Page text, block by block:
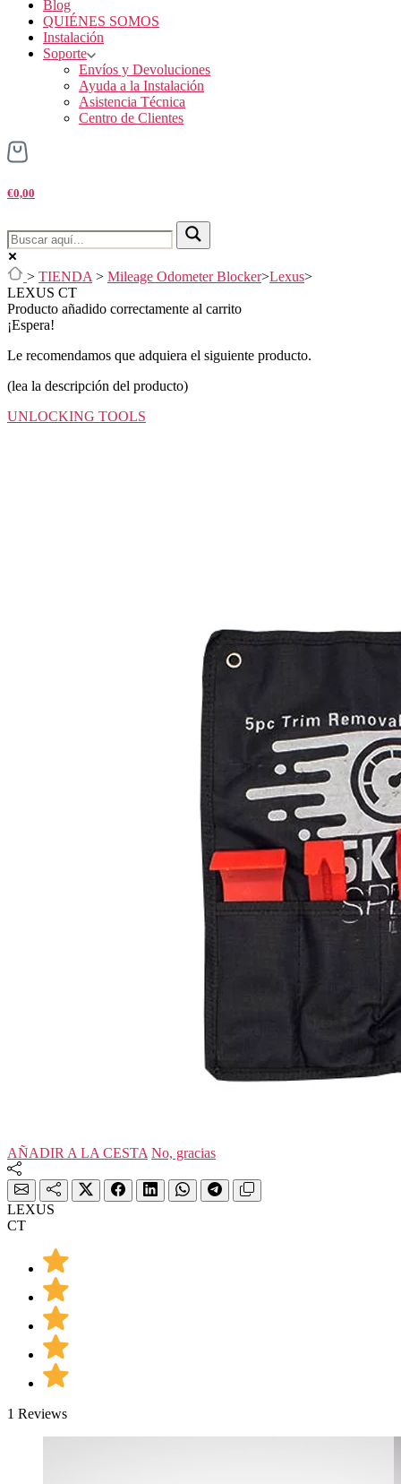
Blog
QUIÉNES SOMOS
Instalación
Soporte
Envíos y Devoluciones
Ayuda a la Instalación
Asistencia Técnica
Centro de Clientes
€0,00
> TIENDA > Mileage Odometer Blocker>Lexus>
LEXUS CT
Producto añadido correctamente al carrito
¡Espera!
Le recomendamos que adquiera el siguiente producto.
(lea la descripción del producto)
UNLOCKING TOOLS
AÑADIR A LA CESTA No, gracias
LEXUS
CT
1 Reviews